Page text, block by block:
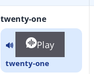
twenty-one
🔊 Play
twenty-one